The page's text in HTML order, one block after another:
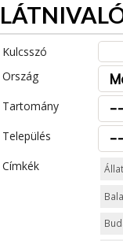
Kulcsszó
Ország
Tartomány
Település
Címkék